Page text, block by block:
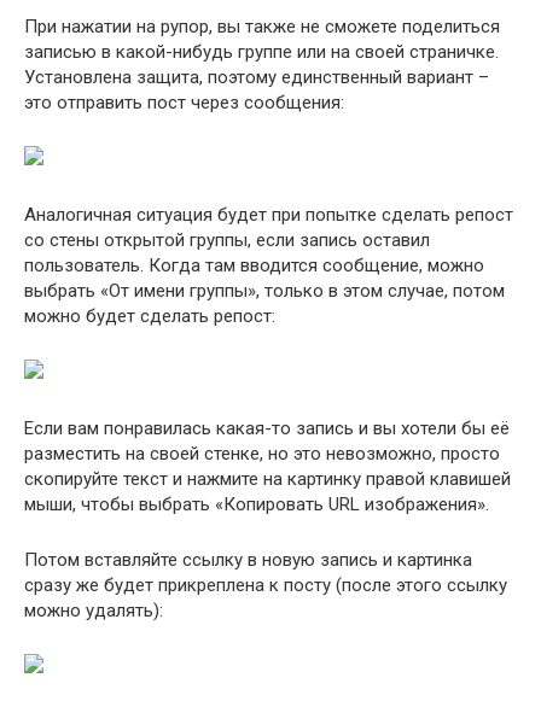
При нажатии на рупор, вы также не сможете поделиться
записью в какой-нибудь группе или на своей страничке.
Установлена защита, поэтому единственный вариант –
это отправить пост через сообщения:
Аналогичная ситуация будет при попытке сделать репост
со стены открытой группы, если запись оставил
пользователь. Когда там вводится сообщение, можно
выбрать «От имени группы», только в этом случае, потом
можно будет сделать репост:
Если вам понравилась какая-то запись и вы хотели бы её
разместить на своей стенке, но это невозможно, просто
скопируйте текст и нажмите на картинку правой клавишей
мыши, чтобы выбрать «Копировать URL изображения».
Потом вставляйте ссылку в новую запись и картинка
сразу же будет прикреплена к посту (после этого ссылку
можно удалять):